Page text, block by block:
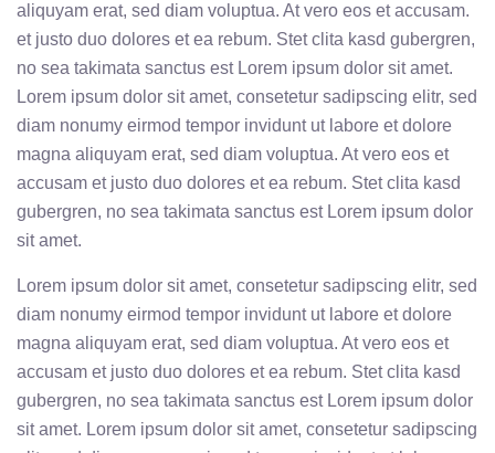
aliquyam erat, sed diam voluptua. At vero eos et accusam.
et justo duo dolores et ea rebum. Stet clita kasd gubergren,
no sea takimata sanctus est Lorem ipsum dolor sit amet.
Lorem ipsum dolor sit amet, consetetur sadipscing elitr, sed
diam nonumy eirmod tempor invidunt ut labore et dolore
magna aliquyam erat, sed diam voluptua. At vero eos et
accusam et justo duo dolores et ea rebum. Stet clita kasd
gubergren, no sea takimata sanctus est Lorem ipsum dolor
sit amet.
Lorem ipsum dolor sit amet, consetetur sadipscing elitr, sed
diam nonumy eirmod tempor invidunt ut labore et dolore
magna aliquyam erat, sed diam voluptua. At vero eos et
accusam et justo duo dolores et ea rebum. Stet clita kasd
gubergren, no sea takimata sanctus est Lorem ipsum dolor
sit amet. Lorem ipsum dolor sit amet, consetetur sadipscing